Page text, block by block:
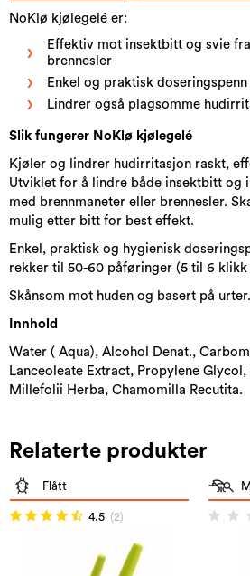
NoKlø kjølegelé er:
Effektiv mot insektbitt og svie
brennesler
Enkel og praktisk doseringspenn
Lindrer også plagsomme
Slik fungerer NoKlø kjølegelé
Kjøler og lindrer hudirritasjon raskt,
Utviklet for å lindre både insektbitt og
med brennmaneter eller brennesler.
mulig etter bitt for best effekt.
Enkel, praktisk og hygienisk
rekker til 50-60 påføringer (5 til 6 klikk
Skånsom mot huden og basert på urter.
Innhold
Water ( Aqua), Alcohol Denat.,
Lanceoleate Extract, Propylene
Millefolii Herba, Chamomilla Recutita.
Relaterte produkter
Flått
4.5 (2)